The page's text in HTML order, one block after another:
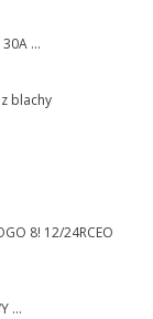
...
...